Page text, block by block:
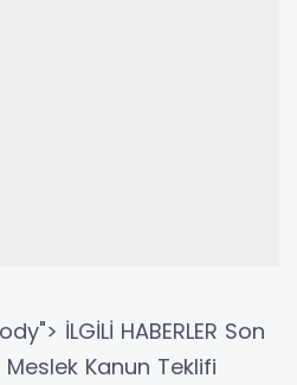
İLGİLİ HABERLER Son
Kanun Teklifi